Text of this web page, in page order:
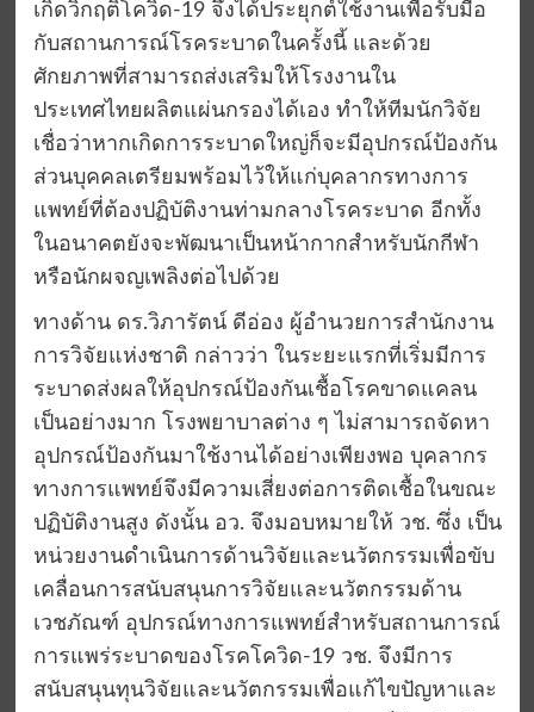
เกิดวิกฤติโควิด-19 จึงได้ประยุกต์ใช้งานเพื่อรับมือ
กับสถานการณ์โรคระบาดในครั้งนี้ และด้วย
ศักยภาพที่สามารถส่งเสริมให้โรงงานใน
ประเทศไทยผลิตแผ่นกรองได้เอง ทำให้ทีมนักวิจัย
เชื่อว่าหากเกิดการระบาดใหญ่ก็จะมีอุปกรณ์ป้องกัน
ส่วนบุคคลเตรียมพร้อมไว้ให้แก่บุคลากรทางการ
แพทย์ที่ต้องปฏิบัติงานท่ามกลางโรคระบาด อีกทั้ง
ในอนาคตยังจะพัฒนาเป็นหน้ากากสำหรับนักกีฬา
หรือนักผจญเพลิงต่อไปด้วย
ทางด้าน ดร.วิภารัตน์ ดีอ่อง ผู้อำนวยการสำนักงาน
การวิจัยแห่งชาติ กล่าวว่า ในระยะแรกที่เริ่มมีการ
ระบาดส่งผลให้อุปกรณ์ป้องกันเชื้อโรคขาดแคลน
เป็นอย่างมาก โรงพยาบาลต่าง ๆ ไม่สามารถจัดหา
อุปกรณ์ป้องกันมาใช้งานได้อย่างเพียงพอ บุคลากร
ทางการแพทย์จึงมีความเสี่ยงต่อการติดเชื้อในขณะ
ปฏิบัติงานสูง ดังนั้น อว. จึงมอบหมายให้ วช. ซึ่ง เป็น
หน่วยงานดำเนินการด้านวิจัยและนวัตกรรมเพื่อขับ
เคลื่อนการสนับสนุนการวิจัยและนวัตกรรมด้าน
เวชภัณฑ์ อุปกรณ์ทางการแพทย์สำหรับสถานการณ์
การแพร่ระบาดของโรคโควิด-19 วช. จึงมีการ
สนับสนุนทุนวิจัยและนวัตกรรมเพื่อแก้ไขปัญหาและ